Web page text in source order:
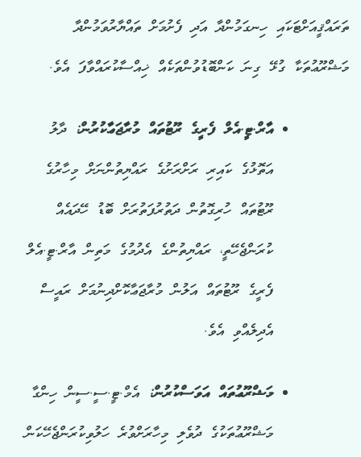
ތަރައްޤީއަށްޓަކައި ހިނގަމުންދާ އަދި ފެށުމަށް ތައްޔާރުވަމުންދާ
މަޝްރޫޢުތަކާ ގުޅޭ ގިނަ ކަންބޮޑުވުންތަކެއް ޚިއްސާކުރައްވާފަ އެވެ.
އާރް.ޓީ.އެލް ފެރީގެ ރޫޓުތައް މުރާޖަޢާކުރުން: ދާލު
އަތޮޅުގެ ކައިރި ރަށްރަށުގެ ރައްޔިތުންނަށް މިހާރުގެ
ރޫޓުތައް ހުރިގޮތުން ދަތުރުފަތުރަށް ބޮޑު ހޭދައެއް
ކުރަންޖެހޭތީ، ރައްޔިތުންގެ އެދުމުގެ މަތިން އާރް.ޓީ.އެލް
ފެރީގެ ރޫޓުތައް އަލުން މުރާޖަޢާކޮށްދިނުމަށް ރައީސް
އެދިލެއްވި އެވެ.
މަޝްރޫޢުތައް އަވަސްކުރުން: އެމް.ޓީ.ސީ.ސީން ހިންގާ
މަޝްރޫޢުތަކުގެ ދުވެލި މިހާރަށްވުރެ ހަލުވިކުރަންޖެހޭކަން